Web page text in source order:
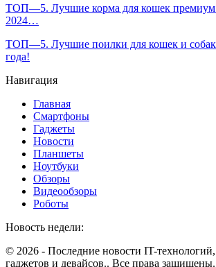
ТОП—5. Лучшие корма для кошек премиум
2024…
ТОП—5. Лучшие поилки для кошек и
года!
Навигация
Главная
Смартфоны
Гаджеты
Новости
Планшеты
Ноутбуки
Обзоры
Видеообзоры
Роботы
Новость недели:
© 2026 - Последние новости IT-
гаджетов и девайсов.. Все права защищены.